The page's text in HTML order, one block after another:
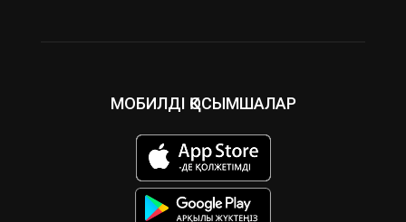
МОБИЛДІ ҚОСЫМШАЛАР